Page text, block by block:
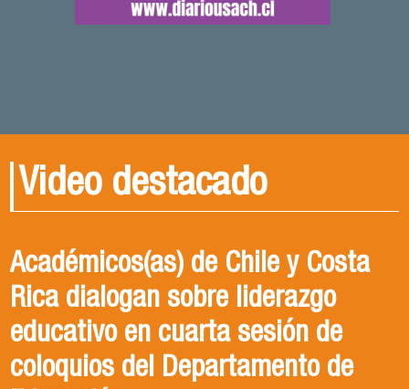
Video destacado
Académicos(as) de Chile y Costa
Rica dialogan sobre liderazgo
educativo en cuarta sesión de
coloquios del Departamento de